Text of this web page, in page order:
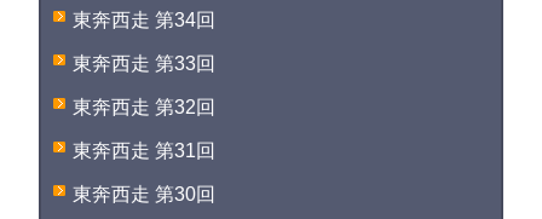
東奔西走 第34回
東奔西走 第33回
東奔西走 第32回
東奔西走 第31回
東奔西走 第30回